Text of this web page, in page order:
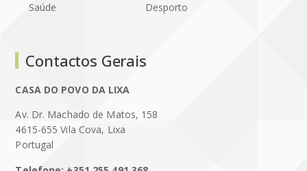
Saúde Desporto
Contactos Gerais
CASA DO POVO DA LIXA
Av. Dr. Machado de Matos, 158
4615-655 Vila Cova, Lixa
Portugal